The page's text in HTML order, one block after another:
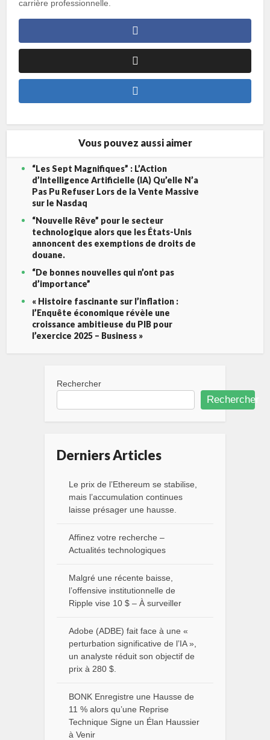
carrière professionnelle.
Vous pouvez aussi aimer
“Les Sept Magnifiques” : L’Action
d’Intelligence Artificielle (IA) Qu’elle N’a
Pas Pu Refuser Lors de la Vente Massive
sur le Nasdaq
“Nouvelle Rêve” pour le secteur
technologique alors que les États-Unis
annoncent des exemptions de droits de
douane.
“De bonnes nouvelles qui n’ont pas
d’importance”
« Histoire fascinante sur l’inflation :
l’Enquête économique révèle une
croissance ambitieuse du PIB pour
l’exercice 2025 – Business »
Rechercher
Rechercher
Derniers Articles
Le prix de l’Ethereum se stabilise,
mais l’accumulation continues
laisse présager une hausse.
Affinez votre recherche –
Actualités technologiques
Malgré une récente baisse,
l’offensive institutionnelle de
Ripple vise 10 $ – À surveiller
Adobe (ADBE) fait face à une «
perturbation significative de l’IA »,
un analyste réduit son objectif de
prix à 280 $.
BONK Enregistre une Hausse de
11 % alors qu’une Reprise
Technique Signe un Élan Haussier
à Venir